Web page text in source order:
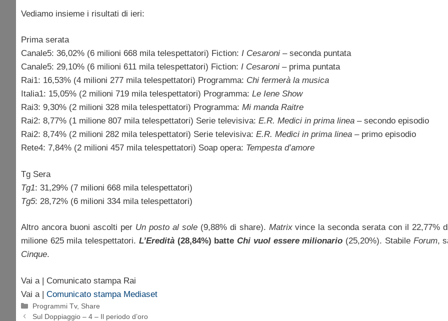
Vediamo insieme i risultati di ieri:
Prima serata
Canale5: 36,02% (6 milioni 668 mila telespettatori) Fiction: I Cesaroni – seconda puntata
Canale5: 29,10% (6 milioni 611 mila telespettatori) Fiction: I Cesaroni – prima puntata
Rai1: 16,53% (4 milioni 277 mila telespettatori) Programma: Chi fermerà la musica
Italia1: 15,05% (2 milioni 719 mila telespettatori) Programma: Le Iene Show
Rai3: 9,30% (2 milioni 328 mila telespettatori) Programma: Mi manda Raitre
Rai2: 8,77% (1 milione 807 mila telespettatori) Serie televisiva: E.R. Medici in prima linea – secondo episodio
Rai2: 8,74% (2 milioni 282 mila telespettatori) Serie televisiva: E.R. Medici in prima linea – primo episodio
Rete4: 7,84% (2 milioni 457 mila telespettatori) Soap opera: Tempesta d’amore
Tg Sera
Tg1: 31,29% (7 milioni 668 mila telespettatori)
Tg5: 28,72% (6 milioni 334 mila telespettatori)
Altro ancora buoni ascolti per Un posto al sole(9,88% di share). Matrixvince la seconda serata con il 22,77%
milione 625 mila telespettatori. L’Eredità(28,84%) batteChi vuol essere milionario (25,20%). Stabile Forum,
Cinque.
Vai a | Comunicato stampa Rai
Vai a | Comunicato stampa Mediaset
Categorie
Programmi Tv, Share
Sul Doppiaggio – 4 – Il periodo d’oro